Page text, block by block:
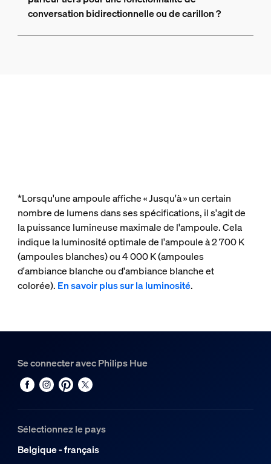
conversation bidirectionnelle ou de carillon ?
*Lorsqu'une ampoule affiche « Jusqu'à » un certain
nombre de lumens dans ses spécifications, il s'agit de
la puissance lumineuse maximale de l'ampoule. Cela
indique la luminosité optimale de l'ampoule à 2 700 K
(ampoules blanches) ou 4 000 K (ampoules
d'ambiance blanche ou d'ambiance blanche et
colorée). En savoir plus sur la luminosité.
Se connecter avec Philips Hue
Sélectionnez le pays
Belgique - français